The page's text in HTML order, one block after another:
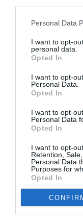
Personal Data
I want to opt-
personal data.
Opted In
I want to opt-
Personal Data.
Opted In
I want to opt-
Personal Data
Opted In
I want to opt-
Retention,
Personal Data
Purposes for
Opted In